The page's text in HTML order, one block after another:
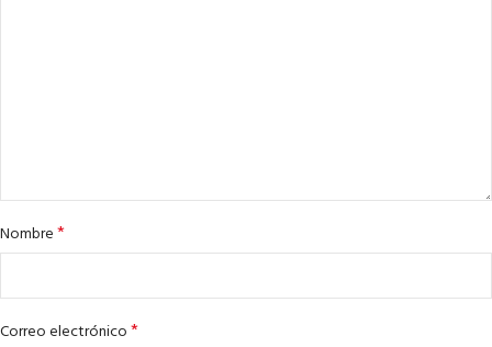
Nombre*
Correo electrónico*